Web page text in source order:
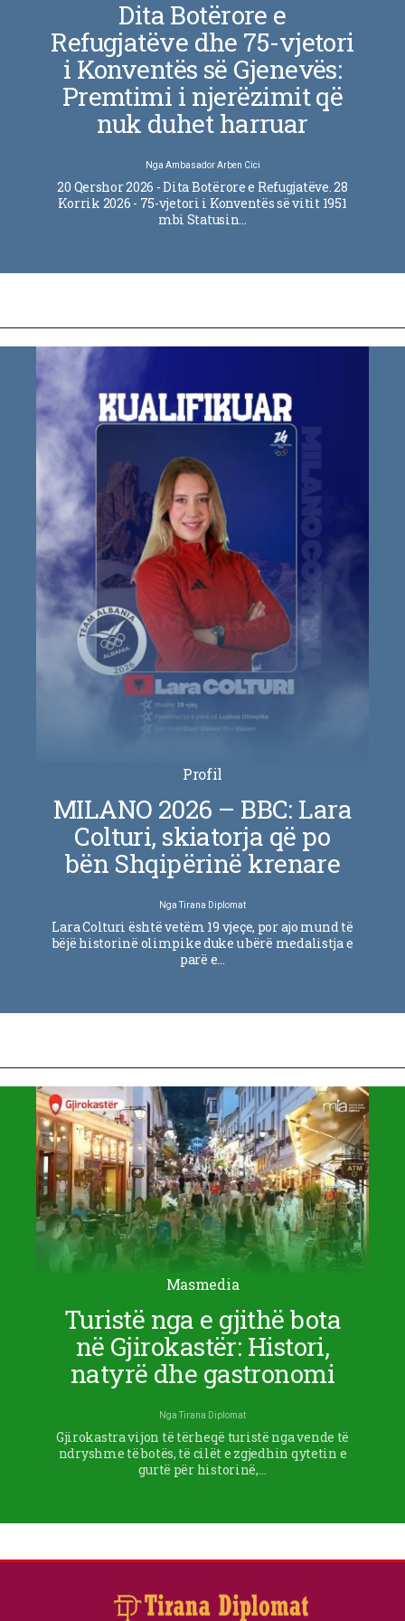
Dita Botërore e
Refugjatëve dhe 75-vjetori
i Konventës së Gjenevës:
Premtimi i njerëzimit që
nuk duhet harruar
Nga Ambasador Arben Cici
20 Qershor 2026 - Dita Botërore e Refugjatëve. 28
Korrik 2026 - 75-vjetori i Konventës së vitit 1951
mbi Statusin…
Profil
MILANO 2026 – BBC: Lara
Colturi, skiatorja që po
bën Shqipërinë krenare
NgaTirana Diplomat
Lara Colturi është vetëm 19 vjeçe, por ajo mund të
bëjë historinë olimpike duke u bërë medalistja e
parë e…
Masmedia
Turistë nga e gjithë bota
në Gjirokastër: Histori,
natyrë dhe gastronomi
NgaTirana Diplomat
Gjirokastra vijon të tërheqë turistë nga vende të
ndryshme të botës, të cilët e zgjedhin qytetin e
gurtë për historinë,…